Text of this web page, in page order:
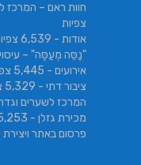
חוות ראם – המרכז
צפיות
אודות - 6,539 צפיות
"נַסֵּה מְעַסֶּה" – עיסוי
אירועים - 5,445 צפיות
ציבור דתי - 5,329 צפיות
המרכז לשערים
מכירת גזלן - 5,253 צפיות
פרסום באתר